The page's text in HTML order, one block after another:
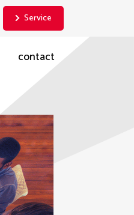
Service
contact